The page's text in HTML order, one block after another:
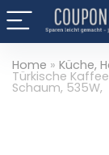
Home » Küche,
Türkische
Schaum, 535W,